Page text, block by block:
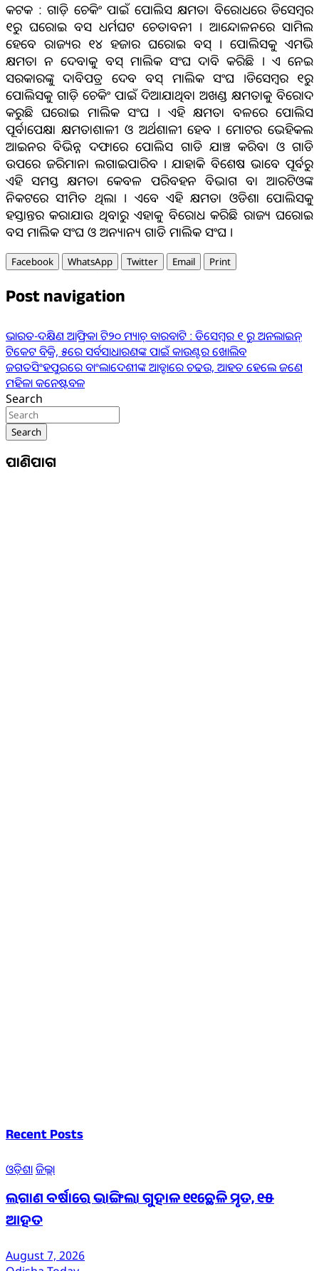
କଟକ : ଗାଡ଼ି ଚେକିଂ ପାଇଁ ପୋଲିସ କ୍ଷମତା ବିରୋଧରେ ଡିସେମ୍ବର
୧ରୁ ଘରୋଇ ବସ ଧର୍ମଘଟ ଚେତାବନୀ । ଆନ୍ଦୋଳନରେ ସାମିଲ
ହେବେ ରାଜ୍ୟର ୧୪ ହଜାର ଘରୋଇ ବସ୍ । ପୋଲିସକୁ ଏମଭି
କ୍ଷମତା ନ ଦେବାକୁ ବସ୍ ମାଲିକ ସଂଘ ଦାବି କରିଛି । ଏ ନେଇ
ସରକାରଙ୍କୁ ଦାବିପତ୍ର ଦେବ ବସ୍ ମାଲିକ ସଂଘ ।ଡିସେମ୍ବର ୧ରୁ
ପୋଲିସକୁ ଗାଡ଼ି ଚେକିଂ ପାଇଁ ଦିଆଯାଥିବା ଅଖଣ୍ଡ କ୍ଷମତାକୁ ବିରୋଦ
କରୁଛି ଘରୋଇ ମାଲିକ ସଂଘ । ଏହି କ୍ଷମତା ବଳରେ ପୋଲିସ
ପୂର୍ବାପେକ୍ଷା କ୍ଷମତାଶାଳୀ ଓ ଅର୍ଥଶାଳୀ ହେବ । ମୋଟର ଭେହିକଲ
ଆଇନର ବିଭିନ୍ନ ଦଫାରେ ପୋଲିସ ଗାଡି ଯାଞ୍ଚ କରିବା ଓ ଗାଡି
ଉପରେ ଜରିମାନା ଲଗାଇପାରିବ । ଯାହାକି ବିଶେଷ ଭାବେ ପୂର୍ବରୁ
ଏହି ସମସ୍ତ କ୍ଷମତା କେବଳ ପରିବହନ ବିଭାଗ ବା ଆରଟିଓଙ୍କ
ନିକଟରେ ସୀମିତ ଥିଲା । ଏବେ ଏହି କ୍ଷମତା ଓଡିଶା ପୋଲିସକୁ
ହସ୍ତାନ୍ତର କରାଯାଉ ଥିବାରୁ ଏହାକୁ ବିରୋଧ କରିଛି ରାଜ୍ୟ ଘରୋଇ
ବସ ମାଲିକ ସଂଘ ଓ ଅନ୍ୟାନ୍ୟ ଗାଡି ମାଲିକ ସଂଘ ।
Facebook WhatsApp Twitter Email Print
Post navigation
ଭାରତ-ଦକ୍ଷିଣ ଆଫ୍ରିକା ଟି୨୦ ମ୍ୟାଚ୍ ବାରବାଟି : ଡିସେମ୍ବର ୧ ରୁ ଅନଲାଇନ୍
ଟିକେଟ ବିକ୍ରି, ୫ରେ ସର୍ବସାଧାରଣଙ୍କ ପାଇଁ କାଉଣ୍ଟର ଖୋଲିବ
ଜଗତସିଂହପୁରରେ ବାଂଲାଦେଶୀଙ୍କ ଆଡ୍ଡାରେ ଚଢଉ, ଆହତ ହେଲେ ଜଣେ
ମହିଳା କନେଷ୍ଟବଳ
Search
Search
ପାଣିପାଗ
Recent Posts
ଓଡ଼ିଶାଜିଲ୍ଲା
ଲଗାଣ ବର୍ଷାରେ ଭାଙ୍ଗିଲା ଗୁହାଳ ୧୧ଛେଳି ମୃତ, ୧୫
ଆହତ
August 7, 2026